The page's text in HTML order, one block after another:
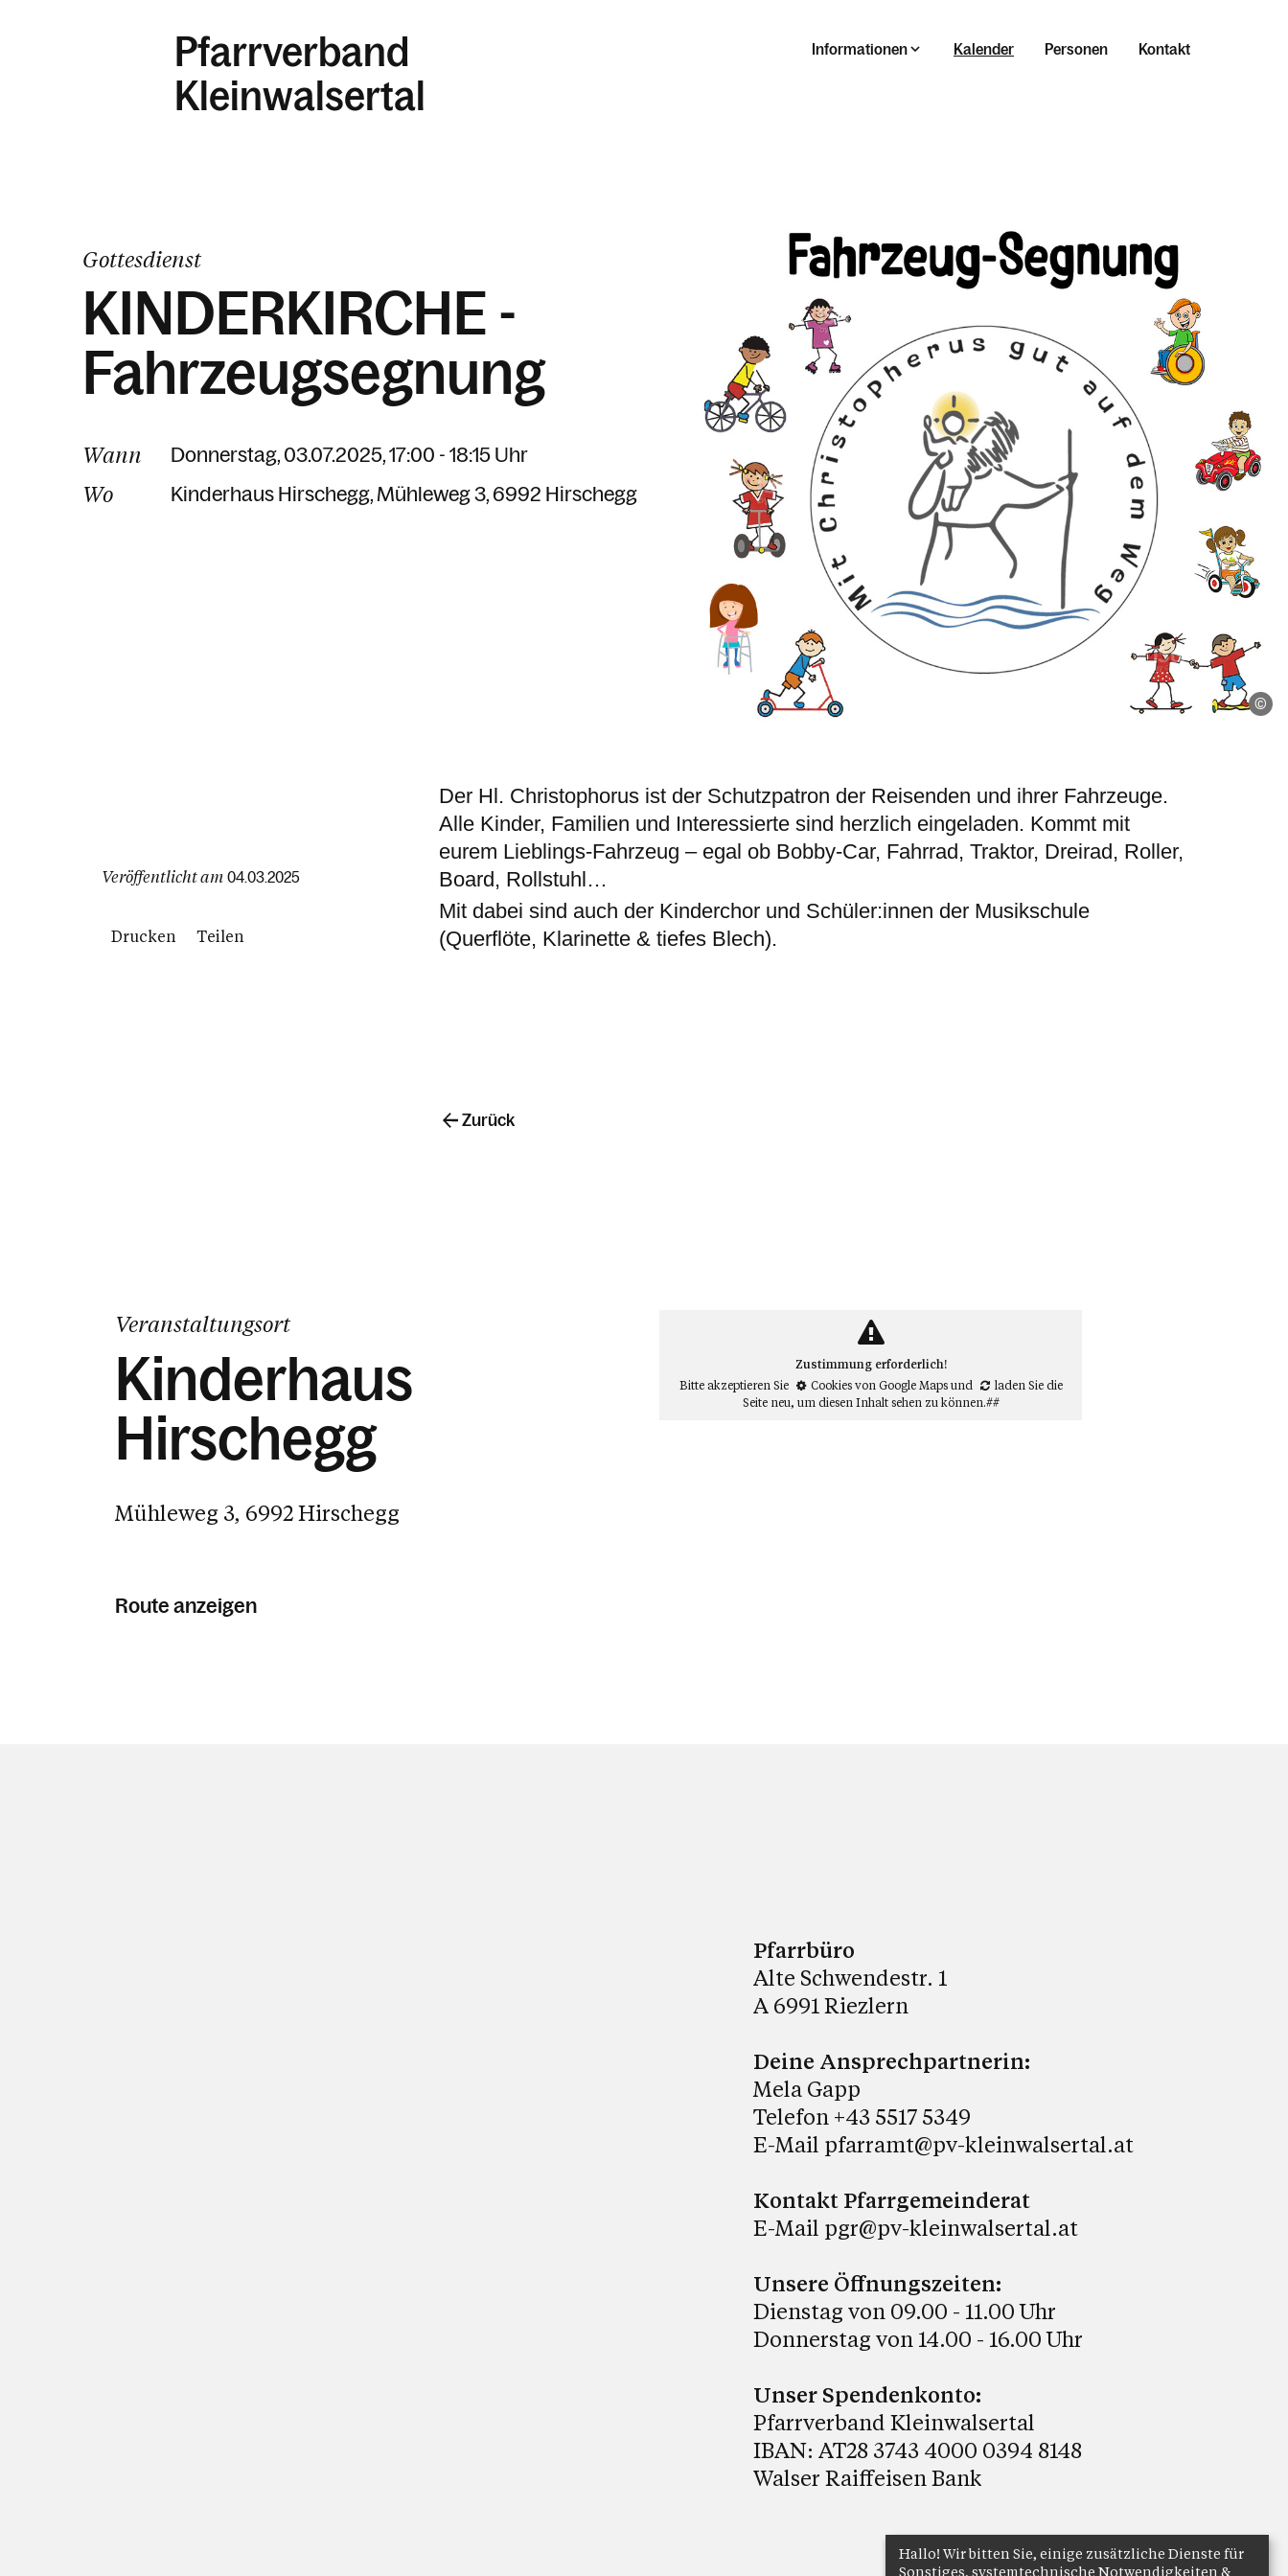
Pfarrverband
Kleinwalsertal
Informationen Kalender Personen Kontakt
Gottesdienst
KINDERKIRCHE -
Fahrzeugsegnung
Wann Donnerstag, 03.07.2025, 17:00 - 18:15 Uhr
Wo Kinderhaus Hirschegg Mühleweg 3 6992 Hirschegg
Veröffentlicht am 04.03.2025
Drucken Teilen
Der Hl. Christophorus ist der Schutzpatron der Reisenden und ihrer Fahrzeuge.
Alle Kinder, Familien und Interessierte sind herzlich eingeladen. Kommt mit
eurem Lieblings-Fahrzeug – egal ob Bobby-Car, Fahrrad, Traktor, Dreirad, Roller,
Board, Rollstuhl…
Mit dabei sind auch der Kinderchor und Schüler:innen der Musikschule
(Querflöte, Klarinette & tiefes Blech).
Zurück
Veranstaltungsort
Kinderhaus
Hirschegg
Mühleweg 3, 6992 Hirschegg
Route anzeigen
Zustimmung erforderlich!
Bitte akzeptieren Sie
Cookies von Google Mapsund
laden Sie die
Seite neu, um diesen Inhalt sehen zu können.##
Pfarrbüro
Alte Schwendestr. 1
A 6991 Riezlern
Deine Ansprechpartnerin:
Mela Gapp
Telefon +43 5517 5349
E-Mail pfarramt@pv-kleinwalsertal.at
Kontakt Pfarrgemeinderat
E-Mail pgr@pv-kleinwalsertal.at
Unsere Öffnungszeiten:
Dienstag von 09.00 - 11.00 Uhr
Donnerstag von 14.00 - 16.00 Uhr
Unser Spendenkonto:
Pfarrverband Kleinwalsertal
IBAN: AT28 3743 4000 0394 8148
Walser Raiffeisen Bank
Hallo! Wir bitten Sie, einige zusätzliche Dienste für
Sonstiges, systemtechnische Notwendigkeiten &